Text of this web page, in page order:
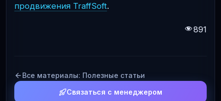
продвижения TraffSoft.
891
Все материалы: Полезные статьи
Связаться с менеджером